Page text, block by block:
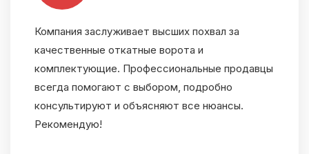
Компания заслуживает высших похвал за
качественные откатные ворота и
комплектующие. Профессиональные продавцы
всегда помогают с выбором, подробно
консультируют и объясняют все нюансы.
Рекомендую!